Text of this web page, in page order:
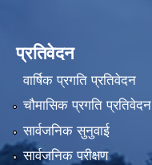
प्रतिवेदन
वार्षिक प्रगति प्रतिवेदन
चौमासिक प्रगति प्रतिवेदन
सार्वजनिक सुनुवाई
सार्वजनिक परीक्षण